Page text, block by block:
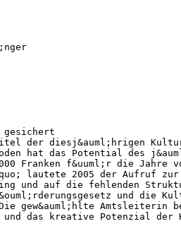
gesichert
der diesj&auml;hrigen
hat das Potential des
Franken f&uuml;r die Jahre
lautete 2005 der Aufruf
und auf die fehlenden
und die
gew&auml;hlte Amtsleiterin
das kreative Potenzial der